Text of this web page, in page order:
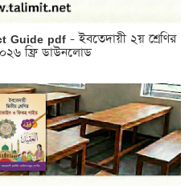
pdf - ইবতেদায়ী ২য় শ্রেণির
ফ্রি ডাউনলোড